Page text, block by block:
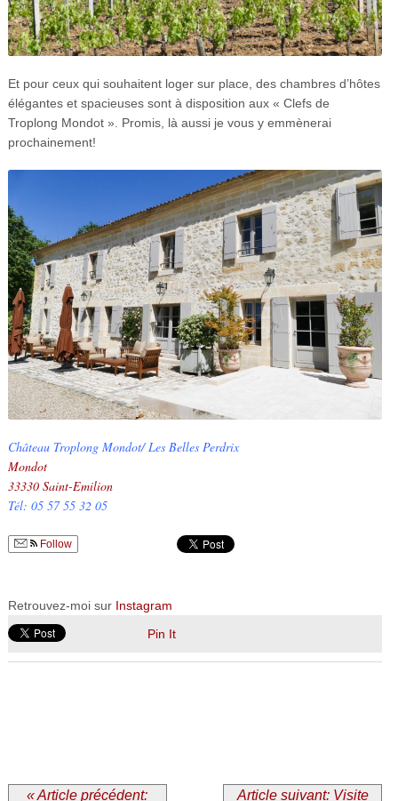
Et pour ceux qui souhaitent loger sur place, des chambres d’hôtes
élégantes et spacieuses sont à disposition aux « Clefs de
Troplong Mondot ». Promis, là aussi je vous y emmènerai
prochainement!
Château Troplong Mondot/ Les Belles Perdrix
Mondot
33330 Saint-Emilion
Tél: 05 57 55 32 05
Follow
Retrouvez-moi sur Instagram
Pin It
« Article précédent: Article suivant: Visite